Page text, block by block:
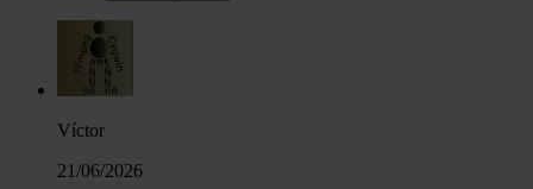
Víctor
21/06/2026